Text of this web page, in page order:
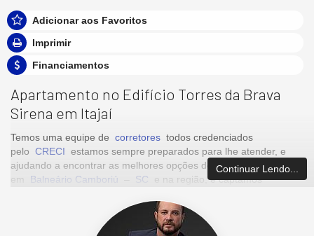
Adicionar aos Favoritos
Imprimir
Financiamentos
Apartamento no Edifício Torres da Brava
Sirena em Itajaí
Temos uma equipe de corretores todos credenciados
pelo CRECI estamos sempre preparados para lhe atender, e
ajudando a encontrar as melhores opções de imóveis
em Balneário Camboriú SC e na região, e captamos
com a maior segurança que existe.
Imóvel disponível para visitação. Agende uma visita agora
Continuar Lendo...